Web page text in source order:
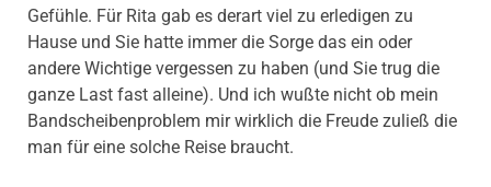
Gefühle. Für Rita gab es derart viel zu erledigen zu
Hause und Sie hatte immer die Sorge das ein oder
andere Wichtige vergessen zu haben (und Sie trug die
ganze Last fast alleine). Und ich wußte nicht ob mein
Bandscheibenproblem mir wirklich die Freude zuließ die
man für eine solche Reise braucht.